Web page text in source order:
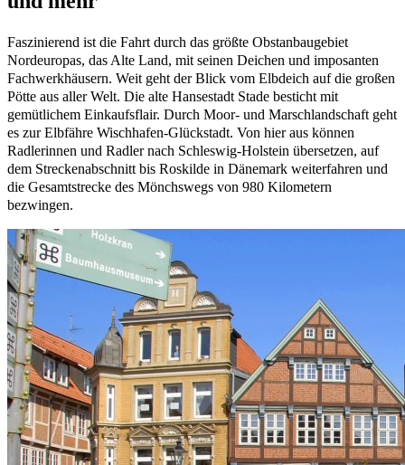
Faszinierend ist die Fahrt durch das größte Obstanbaugebiet
Nordeuropas, das Alte Land, mit seinen Deichen und imposanten
Fachwerkhäusern. Weit geht der Blick vom Elbdeich auf die großen
Pötte aus aller Welt. Die alte Hansestadt Stade besticht mit
gemütlichem Einkaufsflair. Durch Moor- und Marschlandschaft geht
es zur Elbfähre Wischhafen-Glückstadt. Von hier aus können
Radlerinnen und Radler nach Schleswig-Holstein übersetzen, auf
dem Streckenabschnitt bis Roskilde in Dänemark weiterfahren und
die Gesamtstrecke des Mönchswegs von 980 Kilometern
bezwingen.